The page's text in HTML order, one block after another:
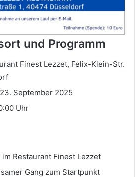
und Programm
Finest Lezzet, Felix-Klein-Str.
September 2025
Uhr
Restaurant Finest Lezzet
Gang zum Startpunkt